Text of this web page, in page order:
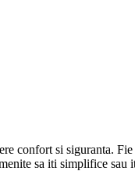
confort si siguranta.
sa iti simplifice sau